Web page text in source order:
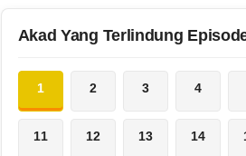
Akad Yang Terlindung
1 2 3 4
11 12 13 14